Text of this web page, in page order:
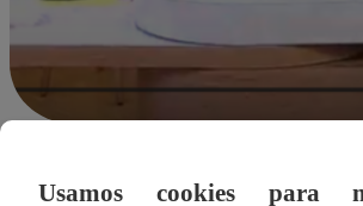
Usamos cookies para